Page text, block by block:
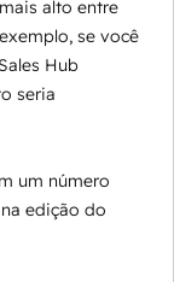
alto entre
se você
Hub
seria
um número
edição do